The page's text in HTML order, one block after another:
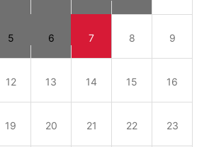
5 6 7 8 9
12 13 14 15 16
19 20 21 22 23